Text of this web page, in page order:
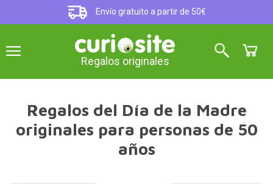
Envío gratuito a partir de 50€
Regalos originales
Regalos del Día de la Madre
originales para personas de 50
años